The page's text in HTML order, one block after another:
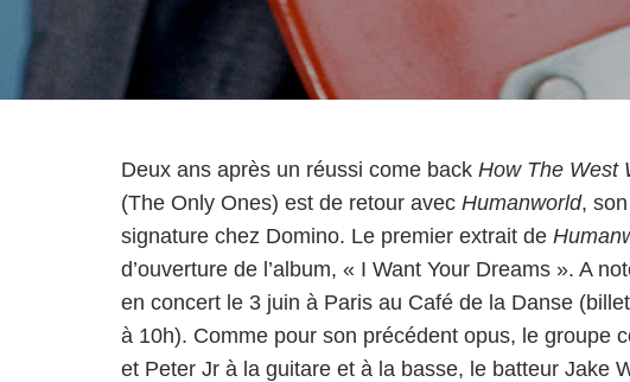
Deux ans après un réussi come back How The West
(The Only Ones) est de retour avec Humanworld,
signature chez Domino. Le premier extrait de
d’ouverture de l’album, « I Want Your Dreams ». A
en concert le 3 juin à Paris au Café de la Danse
à 10h). Comme pour son précédent opus, le groupe
et Peter Jr à la guitare et à la basse, le batteur Jake